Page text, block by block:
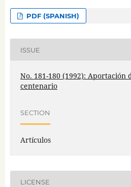
PDF (SPANISH)
ISSUE
No. 181-180 (1992): Aportación
centenario
SECTION
Artículos
LICENSE